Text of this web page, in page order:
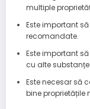
multiple
Este important
recomandate.
Este important
cu alte substanțe.
Este necesar să
bine